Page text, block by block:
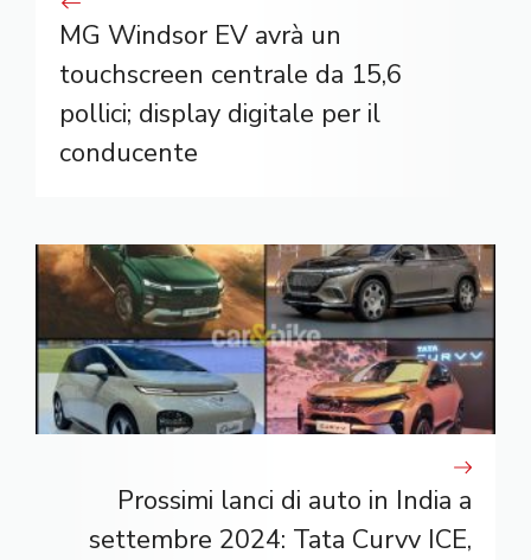
MG Windsor EV avrà un
touchscreen centrale da 15,6
pollici; display digitale per il
conducente
Prossimi lanci di auto in India a
settembre 2024: Tata Curvv ICE,